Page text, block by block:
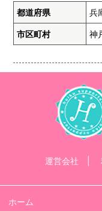
都道府県 兵
市区町村 神
運営会社
ホーム